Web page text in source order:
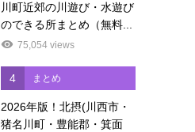
川町近郊の川遊び・水遊び
のできる所まとめ（無料...
75,054 views
4 まとめ
2026年版！北摂(川西市・
猪名川町・豊能郡・箕面